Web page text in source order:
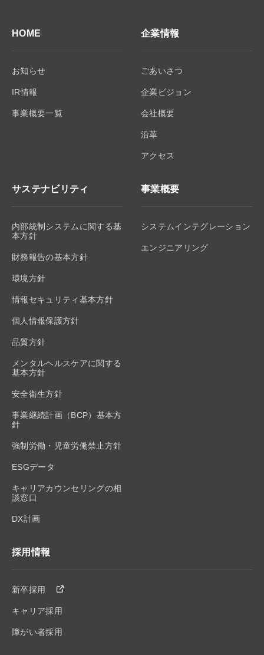
HOME
お知らせ
IR情報
事業概要一覧
企業情報
ごあいさつ
企業ビジョン
会社概要
沿革
アクセス
サステナビリティ
内部統制システムに関する基
本方針
財務報告の基本方針
環境方針
情報セキュリティ基本方針
個人情報保護方針
品質方針
メンタルヘルスケアに関する
基本方針
安全衛生方針
事業継続計画（BCP）基本方
針
強制労働・児童労働禁止方針
ESGデータ
キャリアカウンセリングの相
談窓口
DX計画
事業概要
システムインテグレーション
エンジニアリング
採用情報
新卒採用
キャリア採用
障がい者採用